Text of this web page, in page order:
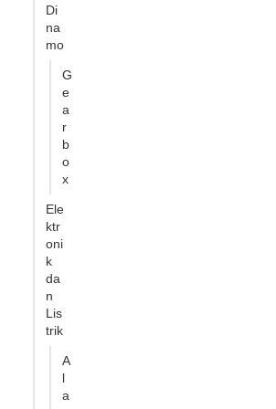
Di
na
mo
G
e
a
r
b
o
x
Ele
ktr
oni
k
da
n
Lis
trik
A
l
a